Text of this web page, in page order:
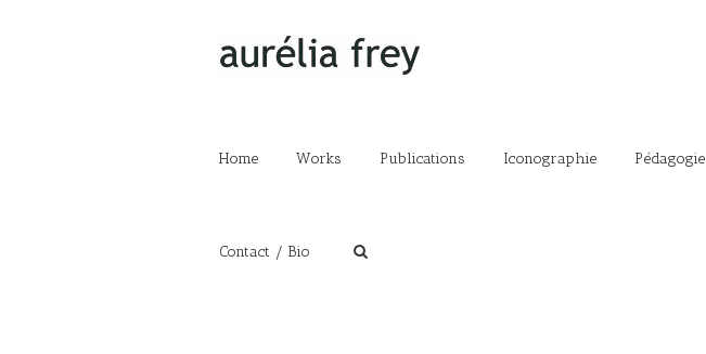
Home Works Publications Iconographie Pédagogie
Contact / Bio